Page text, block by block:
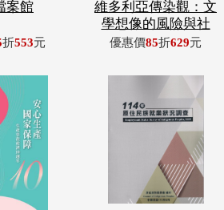
案館
折553元
維多利亞傳染觀：文
學想像的風險與社
優惠價85折629元